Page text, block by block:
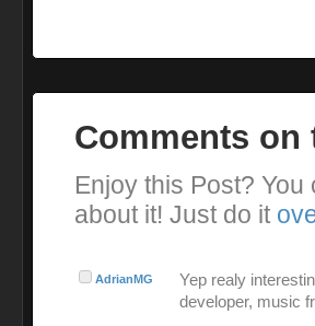
Comments on
Enjoy this Post?
about it! Just do it
AdrianMG
Yep realy
developer, music